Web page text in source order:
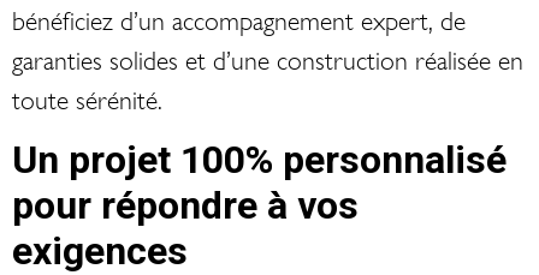
bénéficiez d’un accompagnement expert, de
garanties solides et d’une construction réalisée en
toute sérénité.
Un projet 100% personnalisé
pour répondre à vos
exigences